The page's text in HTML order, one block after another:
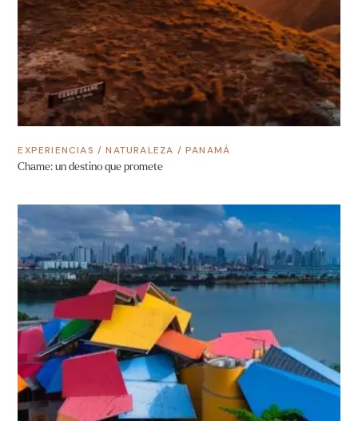
EXPERIENCIAS /NATURALEZA /PANAMÁ
Chame: un destino que promete